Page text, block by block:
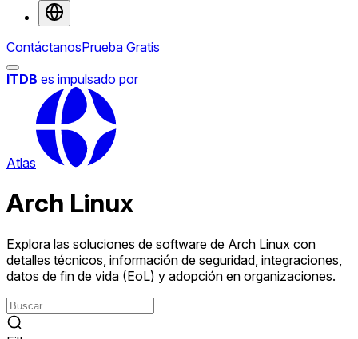
ContáctanosPrueba Gratis
ITDB es impulsado por
Atlas
Arch Linux
Explora las soluciones de software de Arch Linux con
detalles técnicos, información de seguridad, integraciones,
datos de fin de vida (EoL) y adopción en organizaciones.